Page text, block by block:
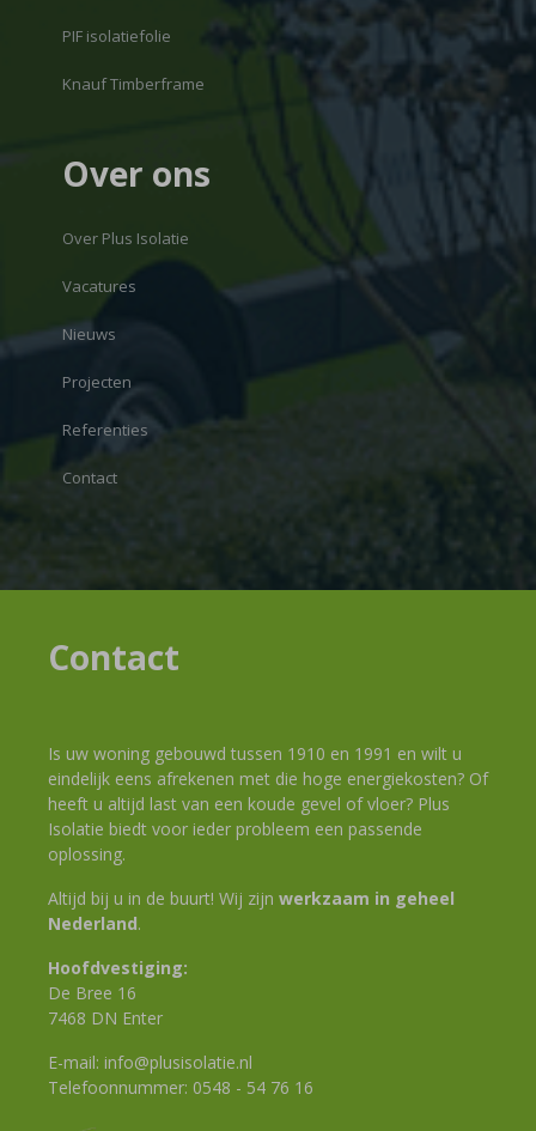
PIF isolatiefolie
Knauf Timberframe
Over ons
Over Plus Isolatie
Vacatures
Nieuws
Projecten
Referenties
Contact
Contact
Is uw woning gebouwd tussen 1910 en 1991 en wilt u
eindelijk eens afrekenen met die hoge energiekosten? Of
heeft u altijd last van een koude gevel of vloer? Plus
Isolatie biedt voor ieder probleem een passende
oplossing.
Altijd bij u in de buurt! Wij zijn werkzaam in geheel
Nederland.
Hoofdvestiging:
De Bree 16
7468 DN Enter
E-mail: info@plusisolatie.nl
Telefoonnummer: 0548 - 54 76 16